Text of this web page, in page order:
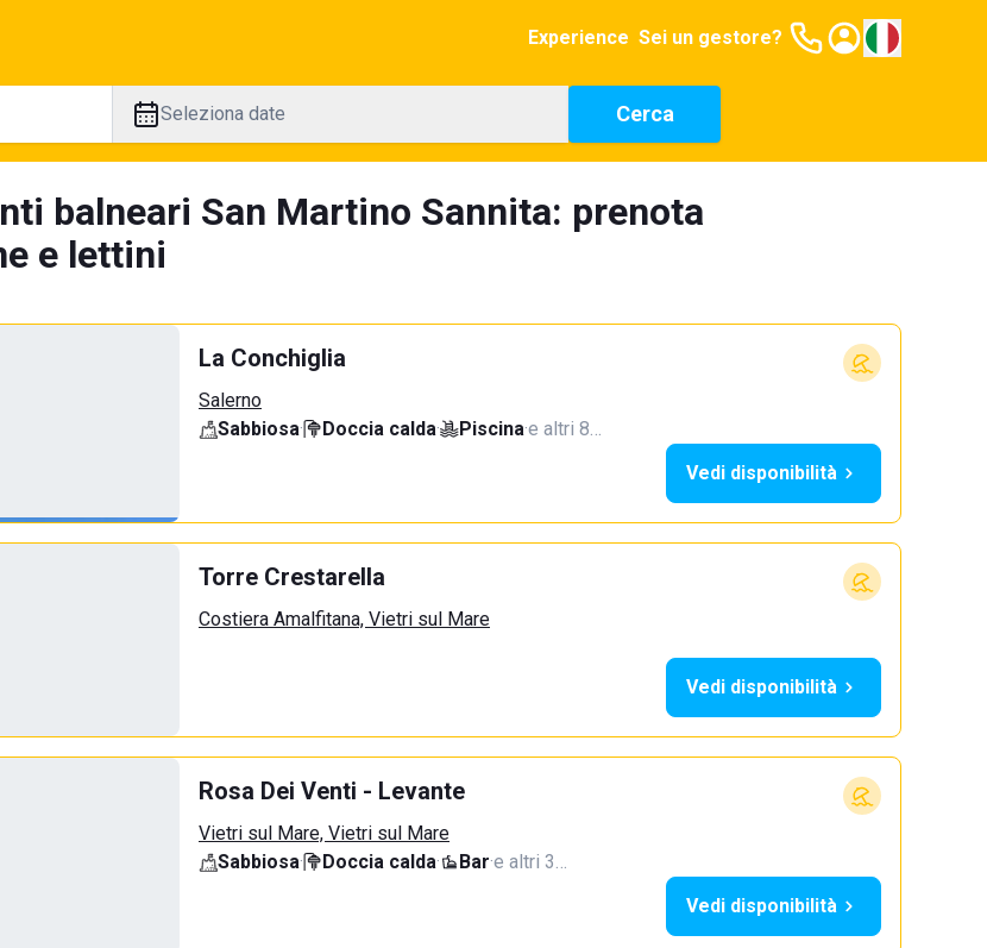
Experience Sei un gestore?
Seleziona date Cerca
balneari San Martino Sannita: prenota
e lettini
La Conchiglia
Salerno
Sabbiosa· Doccia calda· Piscina·e altri 8…
Vedi disponibilità
Torre Crestarella
Costiera Amalfitana, Vietri sul Mare
Vedi disponibilità
Rosa Dei Venti - Levante
Vietri sul Mare, Vietri sul Mare
Sabbiosa· Doccia calda· Bar·e altri 3…
Vedi disponibilità